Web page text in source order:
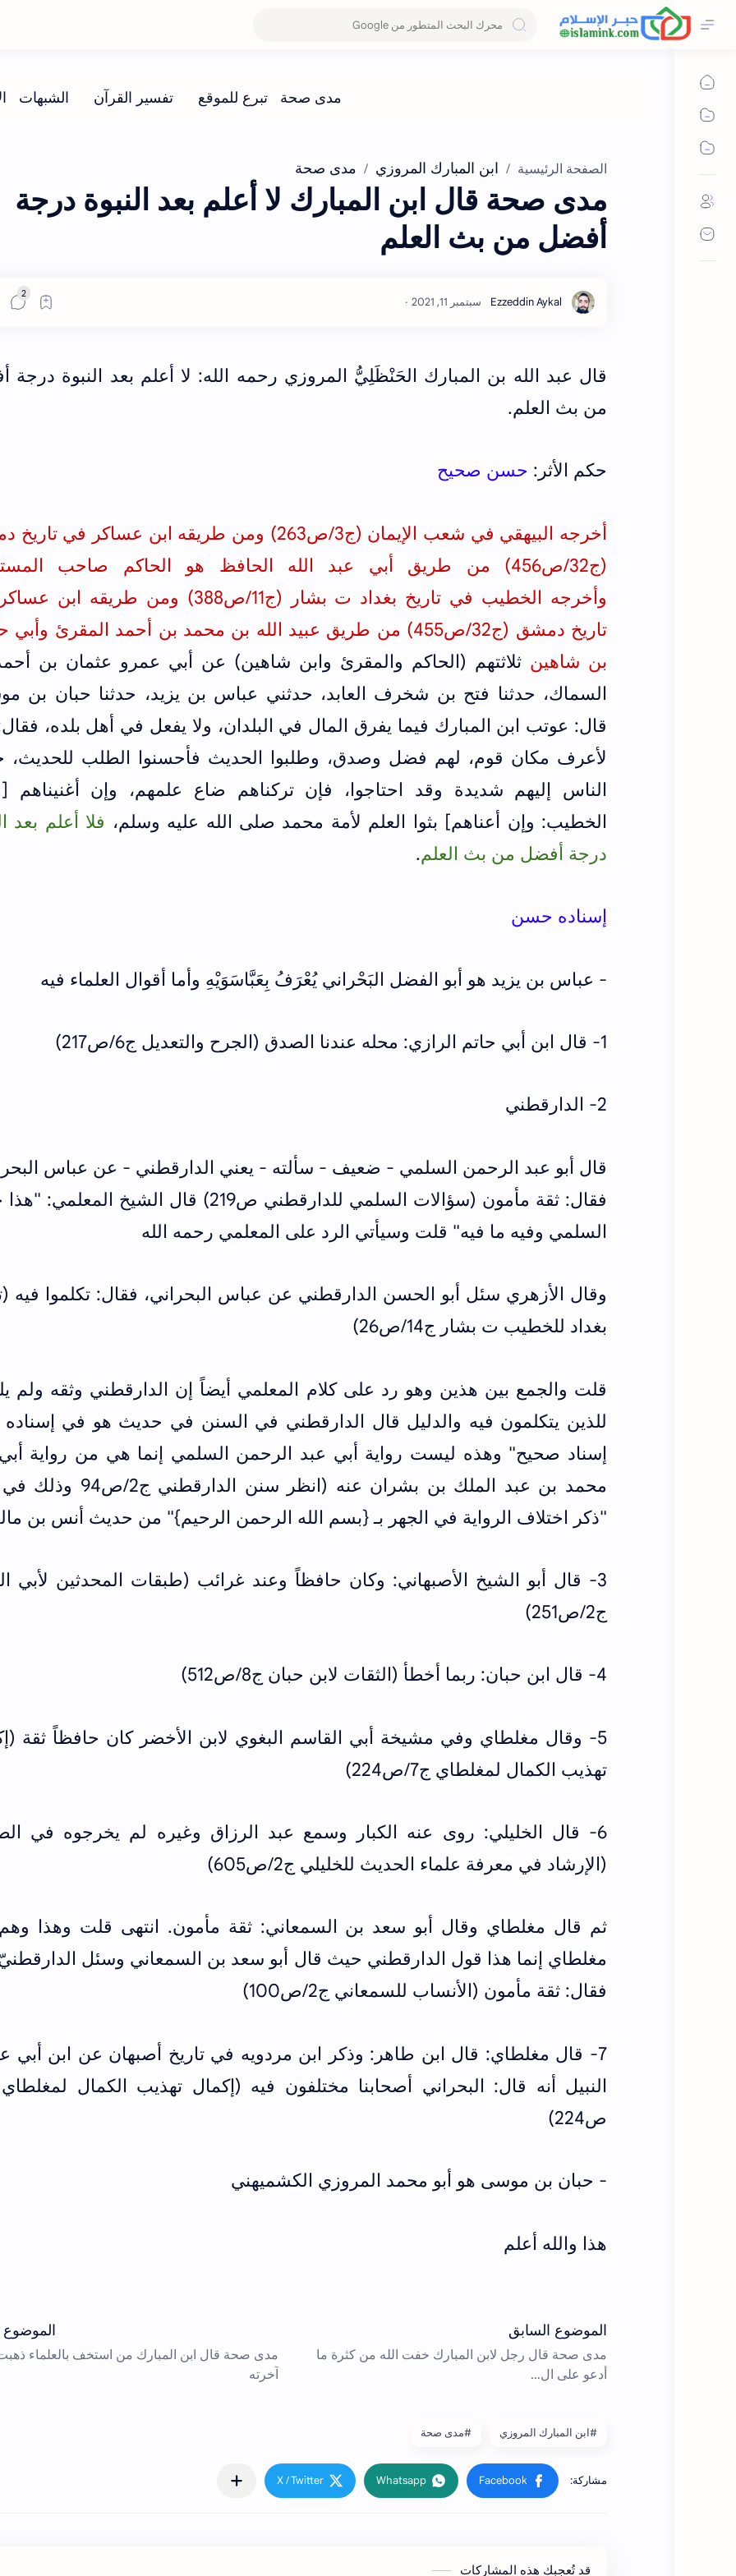
الصفحة الرئيسية ابن المبارك المروزي مدى صحة
مدى صحة قال ابن المبارك لا أعلم بعد النبوة درجة
أفضل من بث العلم
قال عبد الله بن المبارك الحَنْظَلِيُّ المروزي رحمه الله: لا أعلم بعد النبوة درجة
من بث العلم.
حكم الأثر: حسن صحيح
أخرجه البيهقي في شعب الإيمان (ج3/ص263) ومن طريقه ابن عساكر في تاريخ
(ج32/ص456)
من طريق أبي عبد الله الحافظ هو الحاكم صاحب
وأخرجه الخطيب في تاريخ بغداد ت بشار (ج11/ص388) ومن طريقه
تاريخ دمشق (ج32/ص455) من طريق عبيد الله بن محمد بن أحمد المقرئ
بن شاهين ثلاثتهم (الحاكم والمقرئ وابن شاهين) عن أبي عمرو عثمان بن
السماك، حدثنا فتح بن شخرف العابد، حدثني عباس بن يزيد، حدثنا حبان بن
قال: عوتب ابن المبارك فيما يفرق المال في البلدان، ولا يفعل في أهل بلده،
لأعرف مكان قوم، لهم فضل وصدق، وطلبوا الحديث فأحسنوا الطلب للحديث،
الناس إليهم شديدة وقد احتاجوا، فإن تركناهم ضاع علمهم، وإن أغنيناهم
الخطيب: وإن أعناهم] بثوا العلم لأمة محمد صلى الله عليه وسلم، فلا أعلم بعد
درجة أفضل من بث العلم.
إسناده حسن
- عباس بن يزيد هو أبو الفضل البَحْراني يُعْرَفُ بِعَبَّاسَوَيْهِ وأما أقوال العلماء فيه
1- قال ابن أبي حاتم الرازي: محله عندنا الصدق (الجرح والتعديل ج6/ص217)
2- الدارقطني
قال أبو عبد الرحمن السلمي - ضعيف - سألته - يعني الدارقطني - عن عباس
فقال: ثقة مأمون (سؤالات السلمي للدارقطني ص219) قال الشيخ
السلمي وفيه ما فيه" قلت وسيأتي الرد على المعلمي رحمه الله
وقال الأزهري سئل أبو الحسن الدارقطني عن عباس البحراني، فقال: تكلموا فيه
بغداد للخطيب ت بشار ج14/ص26)
قلت والجمع بين هذين وهو رد على كلام المعلمي أيضاً إن الدارقطني وثقه ولم
للذين يتكلمون فيه والدليل قال الدارقطني في السنن في حديث هو في إسناده
إسناد صحيح" وهذه ليست رواية أبي عبد الرحمن السلمي إنما هي من رواية أبي
محمد بن عبد الملك بن بشران عنه (انظر سنن
"ذكر اختلاف الرواية في الجهر بـ {بسم الله الرحمن الرحيم}" من حديث أنس بن
3- قال أبو الشيخ الأصبهاني: وكان حافظاً وعند غرائب (طبقات المحدثين لأبي
ج2/ص251)
4- قال ابن حبان: ربما أخطأ (الثقات لابن حبان ج8/ص512)
5- وقال مغلطاي وفي مشيخة أبي القاسم البغوي لابن الأخضر كان حافظاً ثقة
تهذيب الكمال لمغلطاي ج7/ص224)
6- قال الخليلي: روى عنه الكبار وسمع عبد الرزاق وغيره لم يخرجوه في
(الإرشاد في معرفة علماء الحديث للخليلي ج2/ص605)
ثم قال مغلطاي وقال أبو سعد بن السمعاني: ثقة مأمون. انتهى قلت وهذا
مغلطاي إنما هذا قول الدارقطني حيث قال أبو سعد بن السمعاني وسئل
فقال: ثقة مأمون (الأنساب للسمعاني ج2/ص100)
7- قال مغلطاي: قال ابن طاهر: وذكر ابن مردويه في تاريخ أصبهان عن ابن أبي
ص224)
- حبان بن موسى هو أبو محمد المروزي الكشميهني
هذا والله أعلم
#ابن المبارك المروزي #مدى صحة
قد تُعجبك هذه المشاركات